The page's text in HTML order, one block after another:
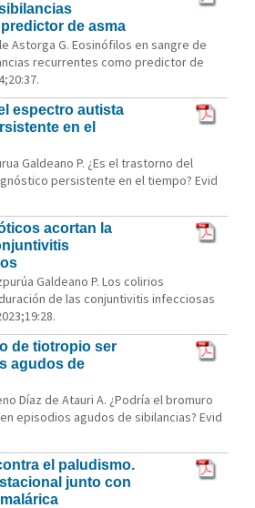
de asma
Astorga G. Eosinófilos en sangre de
recurrentes como predictor de
espectro autista
en el
Galdeano P. ¿Es el trastorno del
persistente en el tiempo? Evid
acortan la
Galdeano P. Los colirios
de las conjuntivitis infecciosas
de tiotropio ser
agudos de
Díaz de Atauri A. ¿Podría el bromuro
episodios agudos de sibilancias? Evid
el paludismo.
junto con